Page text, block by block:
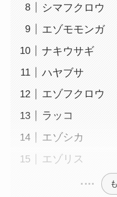
シマフクロウ
エゾモモンガ
ナキウサギ
ハヤブサ
エゾフクロウ
ラッコ
エゾシカ
エゾリス